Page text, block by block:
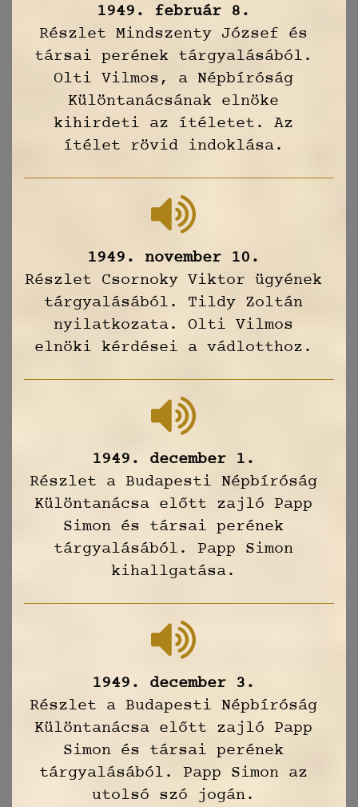
1949. február 8.
Részlet Mindszenty József és
társai perének tárgyalásából.
Olti Vilmos, a Népbíróság
Különtanácsának elnöke
kihirdeti az ítéletet. Az
ítélet rövid indoklása.
1949. november 10.
Részlet Csornoky Viktor ügyének
tárgyalásából. Tildy Zoltán
nyilatkozata. Olti Vilmos
elnöki kérdései a vádlotthoz.
1949. december 1.
Részlet a Budapesti Népbíróság
Különtanácsa előtt zajló Papp
Simon és társai perének
tárgyalásából. Papp Simon
kihallgatása.
1949. december 3.
Részlet a Budapesti Népbíróság
Különtanácsa előtt zajló Papp
Simon és társai perének
tárgyalásából. Papp Simon az
utolsó szó jogán.